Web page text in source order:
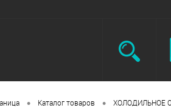
• Каталог товаров • ХОЛОДИЛЬНОЕ